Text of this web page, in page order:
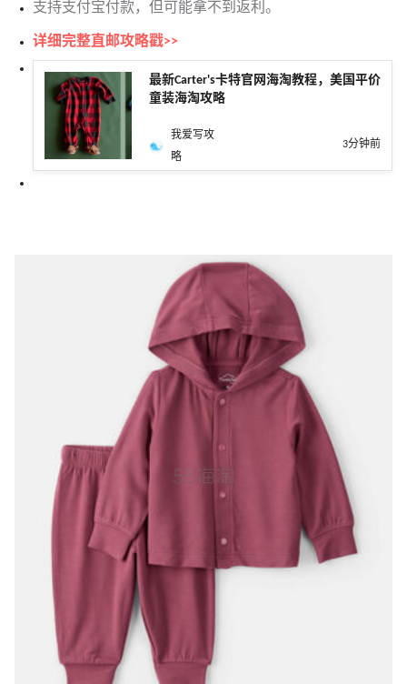
支持支付宝付款，但可能拿不到返利。
详细完整直邮攻略戳>>
最新Carter's卡特官网海淘教程，美国平价
童装海淘攻略
我爱写攻
略
3分钟前